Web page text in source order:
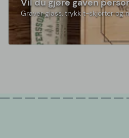
Vil du gjøre gaven
Graver glass, trykk t-skjorter og